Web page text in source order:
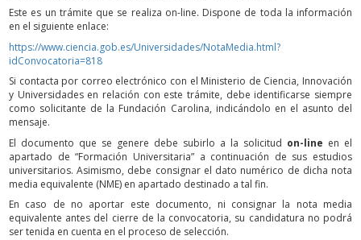
Este es un trámite que se realiza on-line. Dispone de toda la información
en el siguiente enlace:
https://www.ciencia.gob.es/Universidades/NotaMedia.html?
idConvocatoria=818
Si contacta por correo electrónico con el Ministerio de Ciencia, Innovación
y Universidades en relación con este trámite, debe identificarse siempre
como solicitante de la Fundación Carolina, indicándolo en el asunto del
mensaje.
El documento que se genere debe subirlo a la solicitud on-line en el
apartado de “Formación Universitaria” a continuación de sus estudios
universitarios. Asimismo, debe consignar el dato numérico de dicha nota
media equivalente (NME) en apartado destinado a tal fin.
En caso de no aportar este documento, ni consignar la nota media
equivalente antes del cierre de la convocatoria, su candidatura no podrá
ser tenida en cuenta en el proceso de selección.